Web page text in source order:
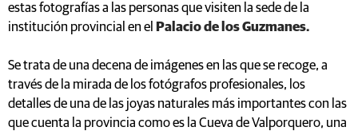
estas fotografías a las personas que visiten la sede de la
institución provincial en el
Palacio de los Guzmanes.
Se trata de una decena de imágenes en las que se recoge, a
través de la mirada de los fotógrafos profesionales, los
detalles de una de las joyas naturales más importantes con las
que cuenta la provincia como es la Cueva de Valporquero, una